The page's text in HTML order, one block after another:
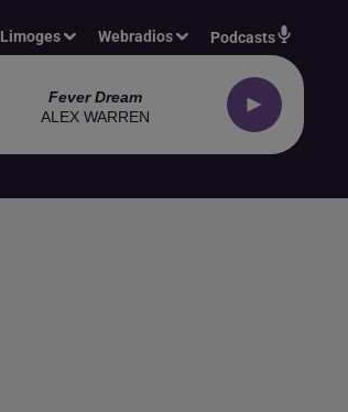
Limoges Webradios Podcasts
Fever Dream
ALEX WARREN